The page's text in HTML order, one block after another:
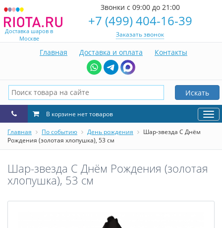
Доставка шаров в
Москве
Звонки с 09:00 до 21:00
+7 (499) 404-16-39
Заказать звонок
Главная Доставка и оплата Контакты
Искать
В корзине нет товаров
Главная По событию День рождения
Шар-звезда С Днём
Рождения (золотая хлопушка), 53 см
Шар-звезда С Днём Рождения (золотая
хлопушка), 53 см